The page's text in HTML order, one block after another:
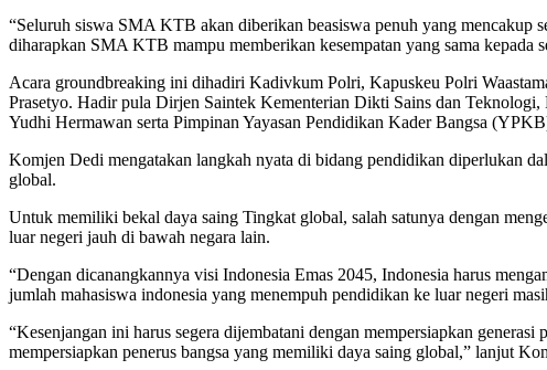
“Seluruh siswa SMA KTB akan diberikan beasiswa penuh yang mencakup
diharapkan SMA KTB mampu memberikan kesempatan yang sama kepada
Acara groundbreaking ini dihadiri Kadivkum Polri, Kapuskeu Polri
Prasetyo. Hadir pula Dirjen Saintek Kementerian Dikti Sains dan
Yudhi Hermawan serta Pimpinan Yayasan Pendidikan Kader Bangsa
Komjen Dedi mengatakan langkah nyata di bidang pendidikan diperlukan
global.
Untuk memiliki bekal daya saing Tingkat global, salah satunya dengan
luar negeri jauh di bawah negara lain.
“Dengan dicanangkannya visi Indonesia Emas 2045, Indonesia harus
jumlah mahasiswa indonesia yang menempuh pendidikan ke luar negeri
“Kesenjangan ini harus segera dijembatani dengan mempersiapkan
mempersiapkan penerus bangsa yang memiliki daya saing global,” lanjut